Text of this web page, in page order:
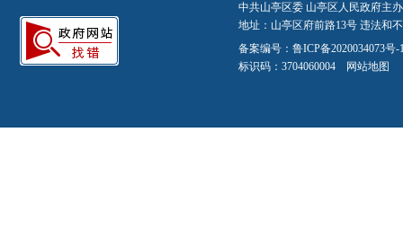
中共山亭区委 山亭区人民政府主
地址：山亭区府前路13号 违法和
备案编号： 鲁ICP备2020034073号-
标识码：3704060004 网站地图